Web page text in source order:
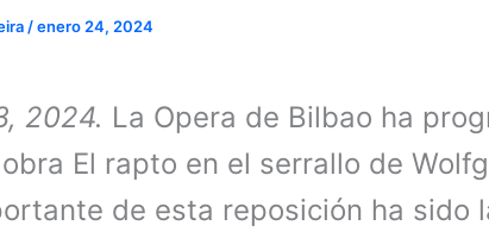
/enero 24, 2024
2024. La Opera de Bilbao ha
El rapto en el serrallo de
de esta reposición ha sido